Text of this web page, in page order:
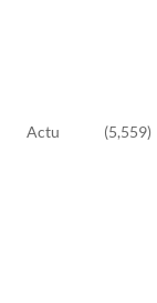
Actu (5,559)